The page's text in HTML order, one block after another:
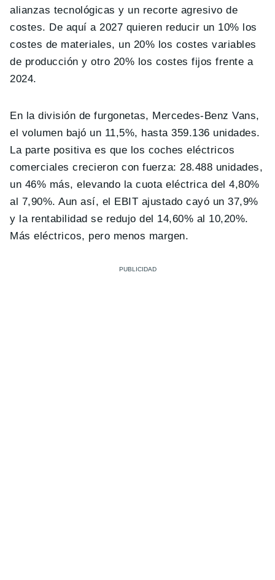
alianzas tecnológicas y un recorte agresivo de
costes. De aquí a 2027 quieren reducir un 10% los
costes de materiales, un 20% los costes variables
de producción y otro 20% los costes fijos frente a
2024.
En la división de furgonetas, Mercedes-Benz Vans,
el volumen bajó un 11,5%, hasta 359.136 unidades.
La parte positiva es que los coches eléctricos
comerciales crecieron con fuerza: 28.488 unidades,
un 46% más, elevando la cuota eléctrica del 4,80%
al 7,90%. Aun así, el EBIT ajustado cayó un 37,9%
y la rentabilidad se redujo del 14,60% al 10,20%.
Más eléctricos, pero menos margen.